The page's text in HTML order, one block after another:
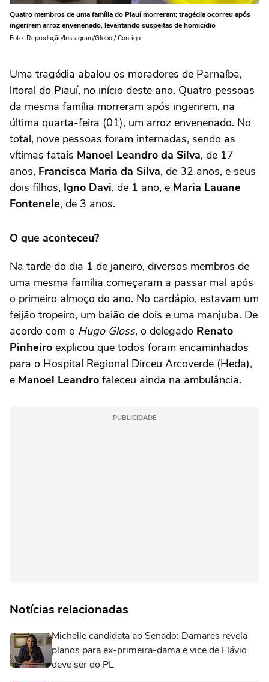
Quatro membros de uma família do Piauí morreram; tragédia ocorreu após
ingerirem arroz envenenado, levantando suspeitas de homicídio
Foto: Reprodução/Instagram/Globo / Contigo
Uma tragédia abalou os moradores de Parnaíba,
litoral do Piauí, no início deste ano. Quatro pessoas
da mesma família morreram após ingerirem, na
última quarta-feira (01), um arroz envenenado. No
total, nove pessoas foram internadas, sendo as
vítimas fatais Manoel Leandro da Silva, de 17
anos, Francisca Maria da Silva, de 32 anos, e seus
dois filhos, Igno Davi, de 1 ano, e Maria Lauane
Fontenele, de 3 anos.
O que aconteceu?
Na tarde do dia 1 de janeiro, diversos membros de
uma mesma família começaram a passar mal após
o primeiro almoço do ano. No cardápio, estavam um
feijão tropeiro, um baião de dois e uma manjuba. De
acordo com o Hugo Gloss, o delegado Renato
Pinheiro explicou que todos foram encaminhados
para o Hospital Regional Dirceu Arcoverde (Heda),
e Manoel Leandro faleceu ainda na ambulância.
PUBLICIDADE
Notícias relacionadas
Michelle candidata ao Senado: Damares revela
planos para ex-primeira-dama e vice de Flávio
deve ser do PL